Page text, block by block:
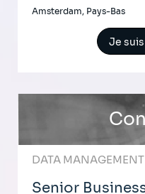
Amsterdam, Pays-Bas
Je
DATA MANAGEMENT
Senior